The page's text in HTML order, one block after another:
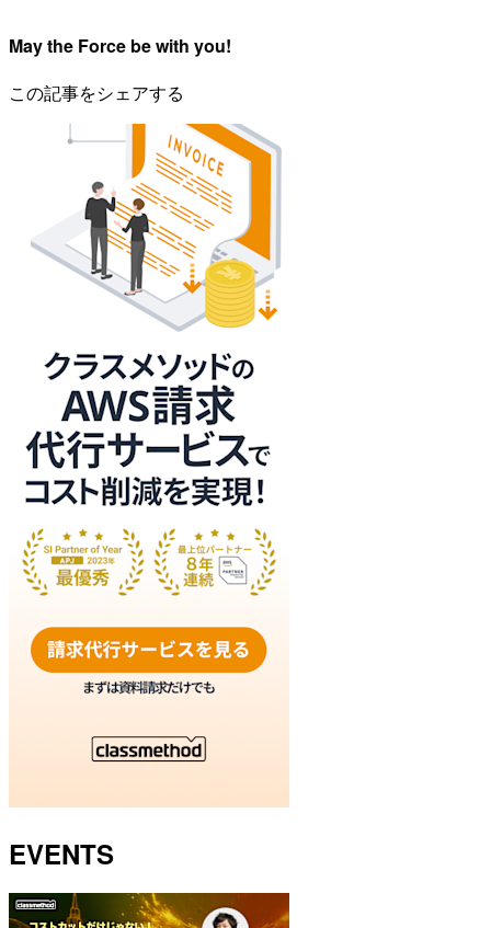
May the Force be with you!
この記事をシェアする
EVENTS